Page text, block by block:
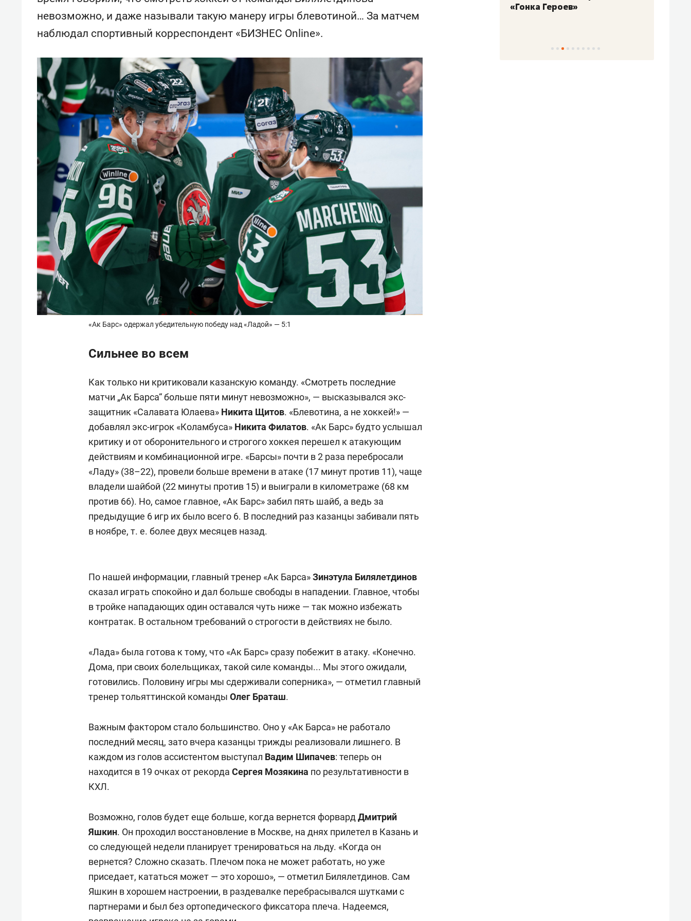
невозможно, и даже называли такую манеру игры блевотиной… За матчем
наблюдал спортивный корреспондент «БИЗНЕС Online».
«Ак Барс» одержал убедительную победу над «Ладой» — 5:1
Сильнее во всем
Как только ни критиковали казанскую команду. «Смотреть последние
матчи „Ак Барса“ больше пяти минут невозможно», — высказывался экс-
защитник «Салавата Юлаева» Никита Щитов. «Блевотина, а не хоккей!» —
добавлял экс-игрок «Коламбуса» Никита Филатов. «Ак Барс» будто услышал
критику и от оборонительного и строгого хоккея перешел к атакующим
действиям и комбинационной игре. «Барсы» почти в 2 раза перебросали
«Ладу» (38–22), провели больше времени в атаке (17 минут против 11), чаще
владели шайбой (22 минуты против 15) и выиграли в километраже (68 км
против 66). Но, самое главное, «Ак Барс» забил пять шайб, а ведь за
предыдущие 6 игр их было всего 6. В последний раз казанцы забивали пять
в ноябре, т. е. более двух месяцев назад.
По нашей информации, главный тренер «Ак Барса»Зинэтула Билялетдинов
сказал играть спокойно и дал больше свободы в нападении. Главное, чтобы
в тройке нападающих один оставался чуть ниже — так можно избежать
контратак. В остальном требований о строгости в действиях не было.
«Лада» была готова к тому, что «Ак Барс» сразу побежит в атаку. «Конечно.
Дома, при своих болельщиках, такой силе команды... Мы этого ожидали,
готовились. Половину игры мы сдерживали соперника», — отметил главный
тренер тольяттинской команды Олег Браташ.
Важным фактором стало большинство. Оно у «Ак Барса» не работало
последний месяц, зато вчера казанцы трижды реализовали лишнего. В
каждом из голов ассистентом выступал Вадим Шипачев: теперь он
находится в 19 очках от рекорда Сергея Мозякина по результативности в
КХЛ.
Возможно, голов будет еще больше, когда вернется форвард Дмитрий
Яшкин. Он проходил восстановление в Москве, на днях прилетел в Казань и
со следующей недели планирует тренироваться на льду. «Когда он
вернется? Сложно сказать. Плечом пока не может работать, но уже
приседает, кататься может — это хорошо», — отметил Билялетдинов. Сам
Яшкин в хорошем настроении, в раздевалке перебрасывался шутками с
партнерами и был без ортопедического фиксатора плеча. Надеемся,
антихрупких команд
«Гонка Героев»